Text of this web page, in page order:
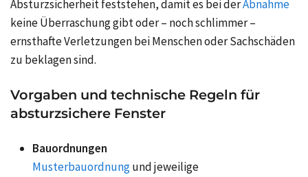
Absturzsicherheit feststehen, damit es bei derAbnahme
keine Überraschung gibt oder – noch schlimmer –
ernsthafte Verletzungen bei Menschen oder Sachschäden
zu beklagen sind.
Vorgaben und technische Regeln für
absturzsichere Fenster
Bauordnungen
Musterbauordnungund jeweilige